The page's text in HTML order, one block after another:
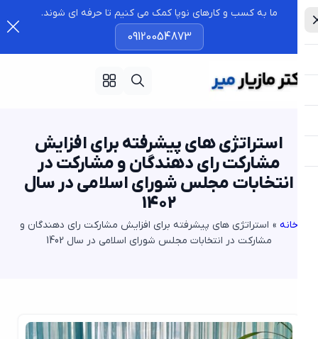
ما به کسب و کارهای نوپا کمک می کنیم تا حرفه ای شوند.
09120054873
استراتژی های پیشرفته برای افزایش
مشارکت رای دهندگان و مشارکت در
انتخابات مجلس شورای اسلامی در سال
1402
»استراتژی های پیشرفته برای افزایش مشارکت رای دهندگان و
مشارکت در انتخابات مجلس شورای اسلامی در سال 1402